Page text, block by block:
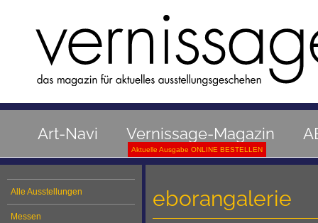
Art-Navi Vernissage-Magazin
Aktuelle Ausgabe ONLINE BESTELLEN
Alle Ausstellungen
Messen
eborangalerie